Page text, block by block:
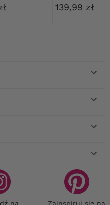
139,99 zł




na Zainspiruj się na